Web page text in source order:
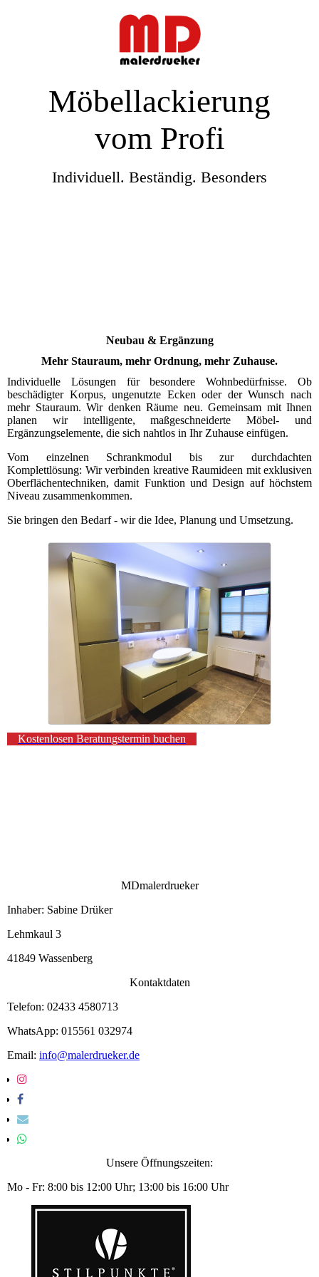
Möbellackierung
vom Profi
Individuell. Beständig. Besonders
Neubau & Ergänzung
Mehr Stauraum, mehr Ordnung, mehr Zuhause.
Individuelle Lösungen für besondere Wohnbedürfnisse. Ob
beschädigter Korpus, ungenutzte Ecken oder der Wunsch nach
mehr Stauraum. Wir denken Räume neu. Gemeinsam mit Ihnen
planen wir intelligente, maßgeschneiderte Möbel- und
Ergänzungselemente, die sich nahtlos in Ihr Zuhause einfügen.
Vom einzelnen Schrankmodul bis zur durchdachten
Komplettlösung: Wir verbinden kreative Raumideen mit exklusiven
Oberflächentechniken, damit Funktion und Design auf höchstem
Niveau zusammenkommen.
Sie bringen den Bedarf - wir die Idee, Planung und Umsetzung.
Kostenlosen Beratungstermin buchen
MDmalerdrueker
Inhaber: Sabine Drüker
Lehmkaul 3
41849 Wassenberg
Kontaktdaten
Telefon: 02433 4580713
WhatsApp: 015561 032974
Email: info@malerdrueker.de
Unsere Öffnungszeiten:
Mo - Fr: 8:00 bis 12:00 Uhr; 13:00 bis 16:00 Uhr